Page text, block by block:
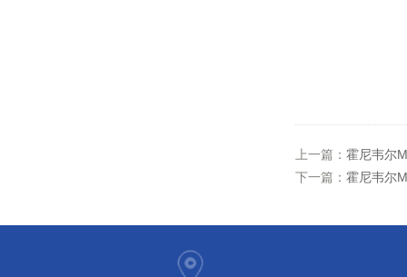
上一篇： 霍尼韦尔
下一篇： 霍尼韦尔